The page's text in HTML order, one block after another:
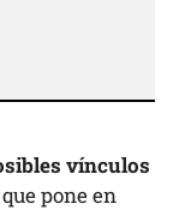
vínculos
pone en